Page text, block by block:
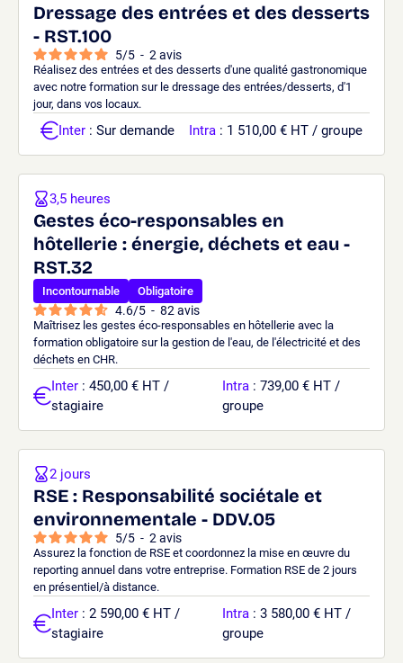
Dressage des entrées et des desserts
- RST.100
5/5 - 2 avis
Réalisez des entrées et des desserts d'une qualité gastronomique
avec notre formation sur le dressage des entrées/desserts, d'1
jour, dans vos locaux.
Inter : Sur demande Intra : 1 510,00 € HT / groupe
Gestes éco-responsables en
hôtellerie : énergie, déchets et eau -
RST.32
Incontournable Obligatoire
4.6/5 - 82 avis
Maîtrisez les gestes éco-responsables en hôtellerie avec la
formation obligatoire sur la gestion de l'eau, de l'électricité et des
déchets en CHR.
3,5 heures
Inter : 450,00 € HT /
stagiaire
Intra : 739,00 € HT /
groupe
RSE : Responsabilité sociétale et
environnementale - DDV.05
5/5 - 2 avis
Assurez la fonction de RSE et coordonnez la mise en œuvre du
reporting annuel dans votre entreprise. Formation RSE de 2 jours
en présentiel/à distance.
2 jours
Inter : 2 590,00 € HT /
stagiaire
Intra : 3 580,00 € HT /
groupe